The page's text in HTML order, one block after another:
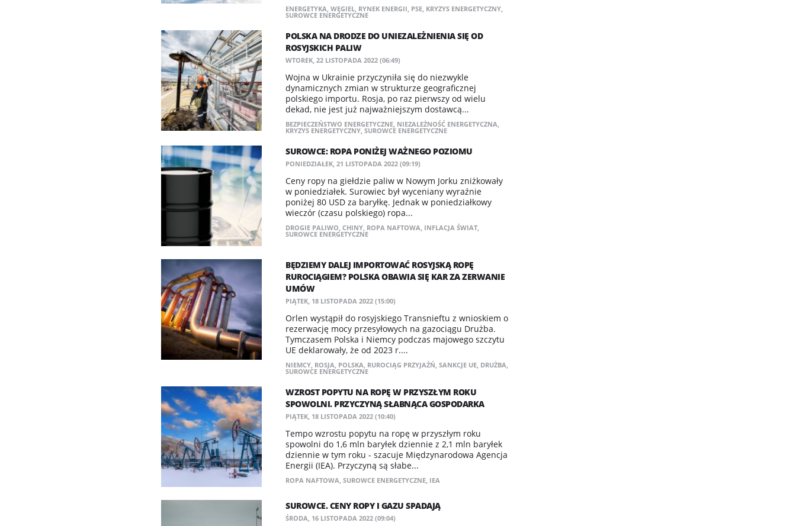
ENERGETYKA, WĘGIEL, RYNEK ENERGII, PSE, KRYZYS ENERGETYCZNY,
SUROWCE ENERGETYCZNE
POLSKA NA DRODZE DO UNIEZALEŻNIENIA SIĘ OD
ROSYJSKICH PALIW
WTOREK, 22 LISTOPADA 2022 (06:49)
Wojna w Ukrainie przyczyniła się do niezwykle
dynamicznych zmian w strukturze geograficznej
polskiego importu. Rosja, po raz pierwszy od wielu
dekad, nie jest już najważniejszym dostawcą...
BEZPIECZEŃSTWO ENERGETYCZNE, NIEZALEŻNOŚĆ ENERGETYCZNA,
KRYZYS ENERGETYCZNY, SUROWCE ENERGETYCZNE
SUROWCE: ROPA PONIŻEJ WAŻNEGO POZIOMU
PONIEDZIAŁEK, 21 LISTOPADA 2022 (09:19)
Ceny ropy na giełdzie paliw w Nowym Jorku zniżkowały
w poniedziałek. Surowiec był wyceniany wyraźnie
poniżej 80 USD za baryłkę. Jednak w poniedziałkowy
wieczór (czasu polskiego) ropa...
DROGIE PALIWO, CHINY, ROPA NAFTOWA, INFLACJA ŚWIAT,
SUROWCE ENERGETYCZNE
BĘDZIEMY DALEJ IMPORTOWAĆ ROSYJSKĄ ROPĘ
RUROCIĄGIEM? POLSKA OBAWIA SIĘ KAR ZA ZERWANIE
UMÓW
PIĄTEK, 18 LISTOPADA 2022 (15:00)
Orlen wystąpił do rosyjskiego Transnieftu z wnioskiem o
rezerwację mocy przesyłowych na gazociągu Drużba.
Tymczasem Polska i Niemcy podczas majowego szczytu
UE deklarowały, że od 2023 r....
NIEMCY, ROSJA, POLSKA, RUROCIĄG PRZYJAŹŃ, SANKCJE UE, DRUŻBA,
SUROWCE ENERGETYCZNE
WZROST POPYTU NA ROPĘ W PRZYSZŁYM ROKU
SPOWOLNI. PRZYCZYNĄ SŁABNĄCA GOSPODARKA
PIĄTEK, 18 LISTOPADA 2022 (10:40)
Tempo wzrostu popytu na ropę w przyszłym roku
spowolni do 1,6 mln baryłek dziennie z 2,1 mln baryłek
dziennie w tym roku - szacuje Międzynarodowa Agencja
Energii (IEA). Przyczyną są słabe...
ROPA NAFTOWA, SUROWCE ENERGETYCZNE, IEA
SUROWCE. CENY ROPY I GAZU SPADAJĄ
ŚRODA, 16 LISTOPADA 2022 (09:04)